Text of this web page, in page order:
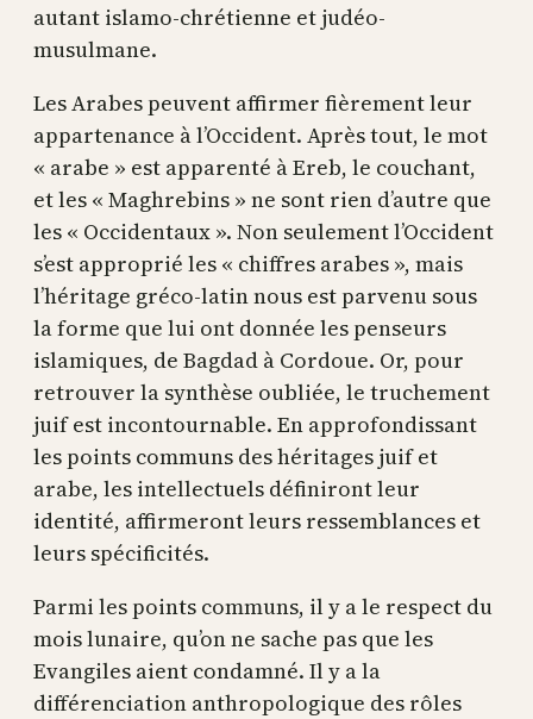
autant islamo-chrétienne et judéo-
musulmane.
Les Arabes peuvent affirmer fièrement leur
appartenance à l’Occident. Après tout, le mot
« arabe » est apparenté à Ereb, le couchant,
et les « Maghrebins » ne sont rien d’autre que
les « Occidentaux ». Non seulement l’Occident
s’est approprié les « chiffres arabes », mais
l’héritage gréco-latin nous est parvenu sous
la forme que lui ont donnée les penseurs
islamiques, de Bagdad à Cordoue. Or, pour
retrouver la synthèse oubliée, le truchement
juif est incontournable. En approfondissant
les points communs des héritages juif et
arabe, les intellectuels définiront leur
identité, affirmeront leurs ressemblances et
leurs spécificités.
Parmi les points communs, il y a le respect du
mois lunaire, qu’on ne sache pas que les
Evangiles aient condamné. Il y a la
différenciation anthropologique des rôles